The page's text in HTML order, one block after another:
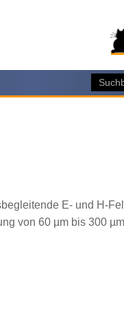
E- und H-
von 60 µm bis 300